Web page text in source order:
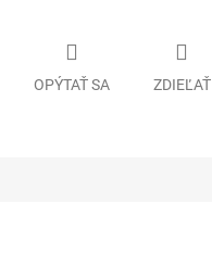
OPÝTAŤ SA ZDIEĽAŤ